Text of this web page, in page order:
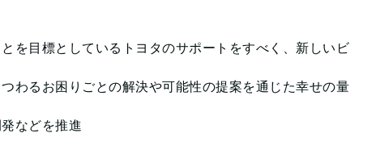
を目標としているトヨタのサポートをすべく、新しいビ
わるお困りごとの解決や可能性の提案を通じた幸せの量
発などを推進